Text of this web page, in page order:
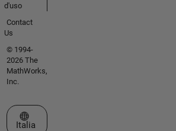
d'uso
Contact
Us
© 1994-
2026 The
MathWorks,
Inc.
Seleziona un sito web
Italia